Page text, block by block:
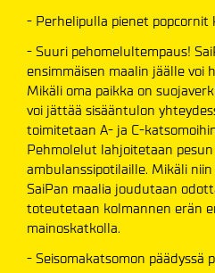
- Perhelipulla pienet popcornit
- Suuri pehomelultempaus!
ensimmäisen maalin jäälle voi
Mikäli oma paikka on
voi jättää sisääntulon
toimitetaan A- ja C-
Pehmolelut lahjoitetaan
ambulanssipotilaille. Mikäli
SaiPan maalia joudutaan
toteutetaan kolmannen erän
mainoskatkolla.
- Seisomakatsomon päädyssä